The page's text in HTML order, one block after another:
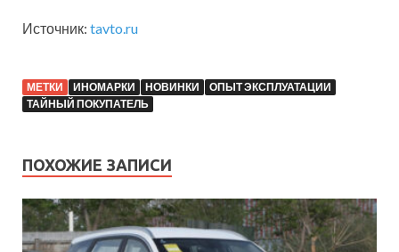
Источник: tavto.ru
МЕТКИ ИНОМАРКИ НОВИНКИ
ОПЫТ ЭКСПЛУАТАЦИИ
ТАЙНЫЙ ПОКУПАТЕЛЬ
ПОХОЖИЕ ЗАПИСИ